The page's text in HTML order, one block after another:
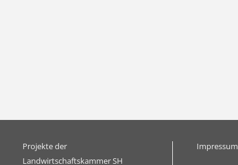
Projekte der
Landwirtschaftskammer SH
Impressum